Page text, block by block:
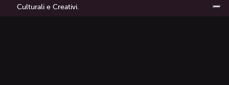
Culturali e Creativi.